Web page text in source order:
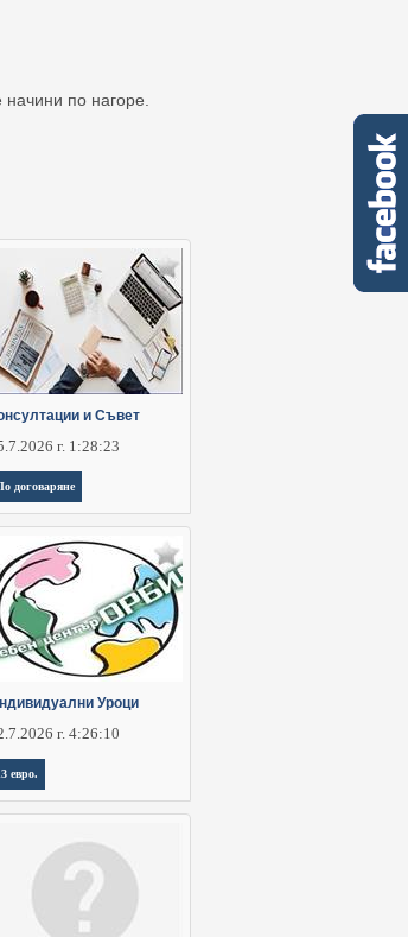
по нагоре.
и Съвет
г. 1:28:23
договаряне
Уроци
г. 4:26:10
евро.